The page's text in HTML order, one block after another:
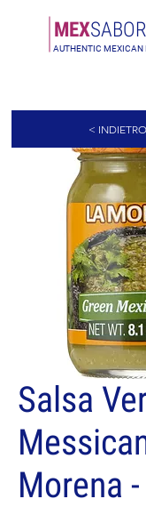
MEX
AUTHENTIC MEXICAN
Salsa
Morena
< INDIETRO